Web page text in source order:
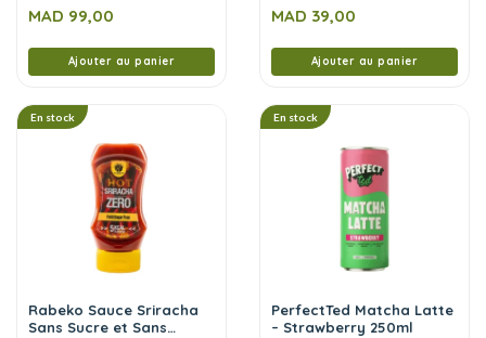
sur
MAD 99,00
Ajouter au panier
sur
MAD 39,00
Ajouter au panier
En stock
Rabeko Sauce Sriracha
Sans Sucre et Sans
En stock
PerfectTed Matcha Latte
– Strawberry 250ml